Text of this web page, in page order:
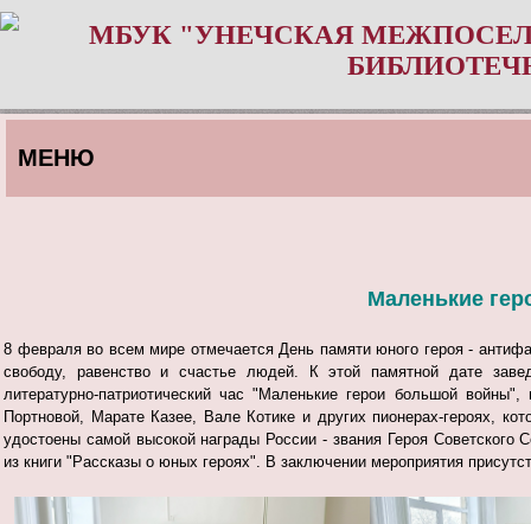
МБУК "УНЕЧСКАЯ
МЕНЮ
Маленькие
8 февраля во всем мире отмечается День памяти юного героя -
свободу, равенство и счастье людей.
К этой памятной дате
литературно-патриотический час "Маленькие герои большой
Портновой, Марате Казее, Вале Котике и других пионерах-героях,
удостоены самой высокой награды России - звания Героя
из книги "Рассказы о юных героях". В заключении мероприятия